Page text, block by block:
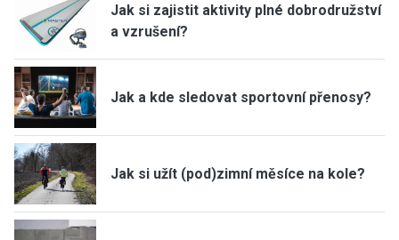
Jak si zajistit aktivity plné dobrodružství
a vzrušení?
Jak a kde sledovat sportovní přenosy?
Jak si užít (pod)zimní měsíce na kole?